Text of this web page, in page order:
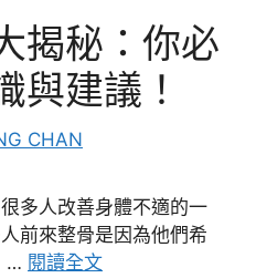
揭秘：你必
與建議！
CHAN
多人改善身體不適的一
前來整骨是因為他們希
… 閱讀全文